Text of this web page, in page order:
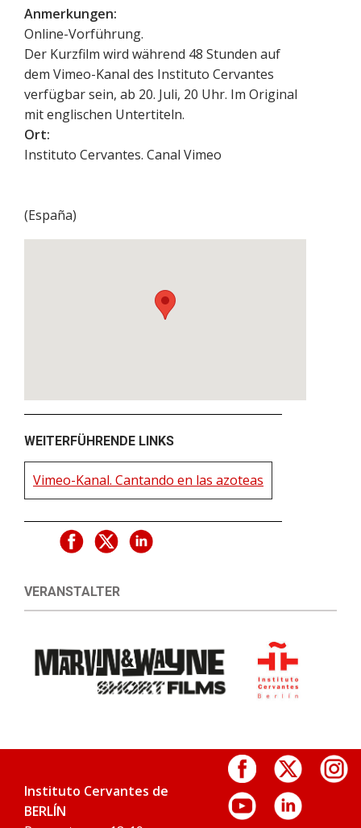
Anmerkungen:
Online-Vorführung.
Der Kurzfilm wird während 48 Stunden auf
dem Vimeo-Kanal des Instituto Cervantes
verfügbar sein, ab 20. Juli, 20 Uhr. Im Original
mit englischen Untertiteln.
Ort:
Instituto Cervantes. Canal Vimeo
(España)
WEITERFÜHRENDE LINKS
Vimeo-Kanal. Cantando en las azoteas
VERANSTALTER
Instituto Cervantes de
BERLÍN